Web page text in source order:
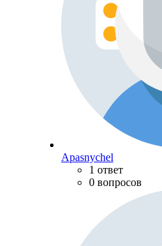
Apasnychel
1 ответ
0 вопросов